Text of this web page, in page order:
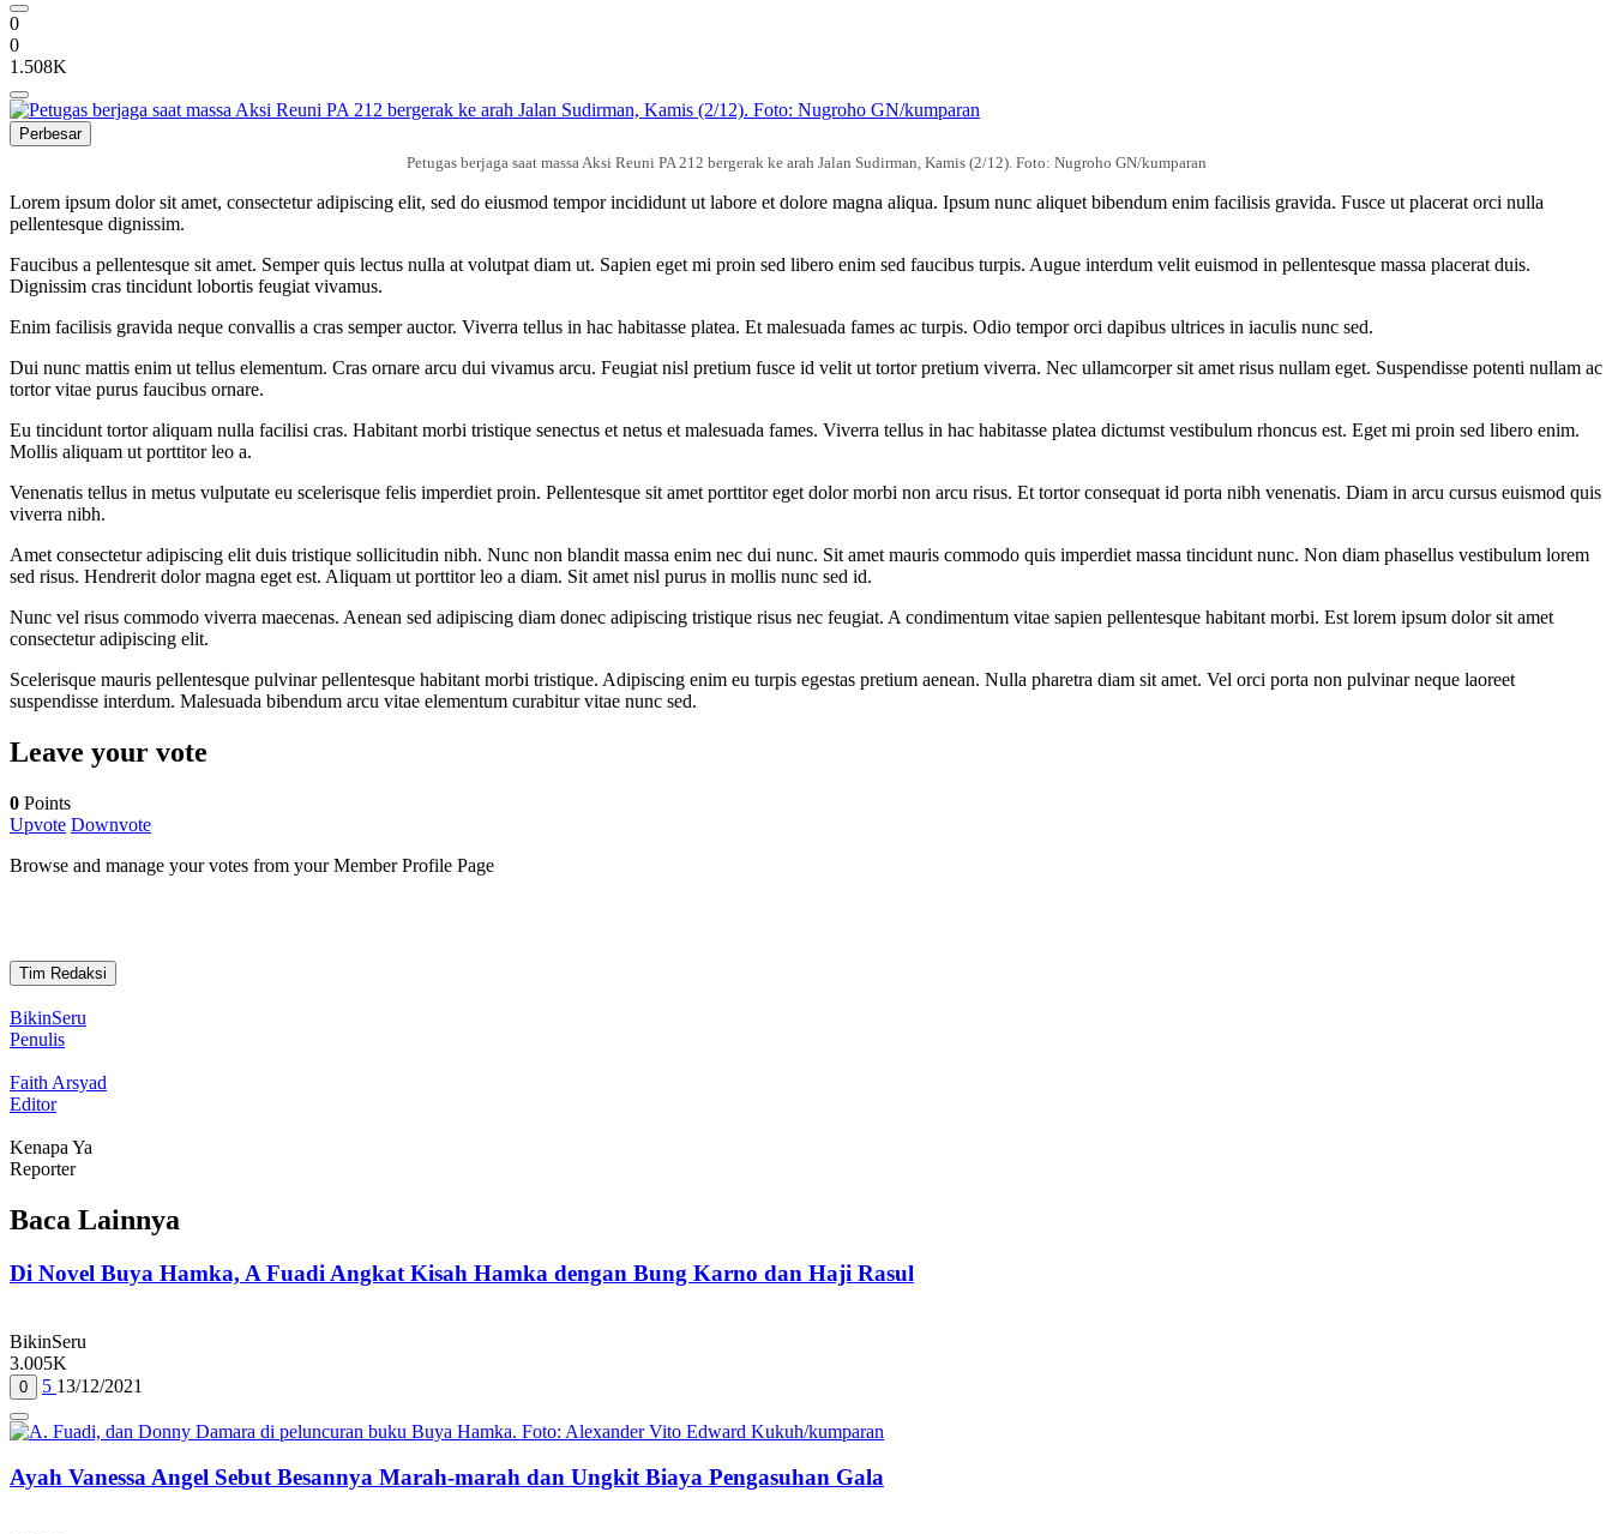
0
0
1.508K
Perbesar
Petugas berjaga saat massa Aksi Reuni PA 212 bergerak ke arah Jalan Sudirman, Kamis (2/12). Foto: Nugroho GN/kumparan
Lorem ipsum dolor sit amet, consectetur adipiscing elit, sed do eiusmod tempor incididunt ut labore et dolore magna aliqua. Ipsum nunc aliquet bibendum enim facilisis gravida. Fusce ut placerat orci nulla
pellentesque dignissim.
Faucibus a pellentesque sit amet. Semper quis lectus nulla at volutpat diam ut. Sapien eget mi proin sed libero enim sed faucibus turpis. Augue interdum velit euismod in pellentesque massa placerat duis.
Dignissim cras tincidunt lobortis feugiat vivamus.
Enim facilisis gravida neque convallis a cras semper auctor. Viverra tellus in hac habitasse platea. Et malesuada fames ac turpis. Odio tempor orci dapibus ultrices in iaculis nunc sed.
Dui nunc mattis enim ut tellus elementum. Cras ornare arcu dui vivamus arcu. Feugiat nisl pretium fusce id velit ut tortor pretium viverra. Nec ullamcorper sit amet risus nullam eget. Suspendisse potenti nullam ac
tortor vitae purus faucibus ornare.
Eu tincidunt tortor aliquam nulla facilisi cras. Habitant morbi tristique senectus et netus et malesuada fames. Viverra tellus in hac habitasse platea dictumst vestibulum rhoncus est. Eget mi proin sed libero enim.
Mollis aliquam ut porttitor leo a.
Venenatis tellus in metus vulputate eu scelerisque felis imperdiet proin. Pellentesque sit amet porttitor eget dolor morbi non arcu risus. Et tortor consequat id porta nibh venenatis. Diam in arcu cursus euismod quis
viverra nibh.
Amet consectetur adipiscing elit duis tristique sollicitudin nibh. Nunc non blandit massa enim nec dui nunc. Sit amet mauris commodo quis imperdiet massa tincidunt nunc. Non diam phasellus vestibulum lorem
sed risus. Hendrerit dolor magna eget est. Aliquam ut porttitor leo a diam. Sit amet nisl purus in mollis nunc sed id.
Nunc vel risus commodo viverra maecenas. Aenean sed adipiscing diam donec adipiscing tristique risus nec feugiat. A condimentum vitae sapien pellentesque habitant morbi. Est lorem ipsum dolor sit amet
consectetur adipiscing elit.
Scelerisque mauris pellentesque pulvinar pellentesque habitant morbi tristique. Adipiscing enim eu turpis egestas pretium aenean. Nulla pharetra diam sit amet. Vel orci porta non pulvinar neque laoreet
suspendisse interdum. Malesuada bibendum arcu vitae elementum curabitur vitae nunc sed.
Leave your vote
0 Points
Upvote Downvote
Browse and manage your votes from your Member Profile Page
Tim Redaksi
BikinSeru
Penulis
Faith Arsyad
Editor
Kenapa Ya
Reporter
Baca Lainnya
Di Novel Buya Hamka, A Fuadi Angkat Kisah Hamka dengan Bung Karno dan Haji Rasul
BikinSeru
3.005K
0 5 13/12/2021
Ayah Vanessa Angel Sebut Besannya Marah-marah dan Ungkit Biaya Pengasuhan Gala